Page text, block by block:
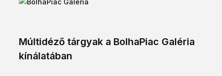
Múltidéző tárgyak a BolhaPiac Galéria
kínálatában